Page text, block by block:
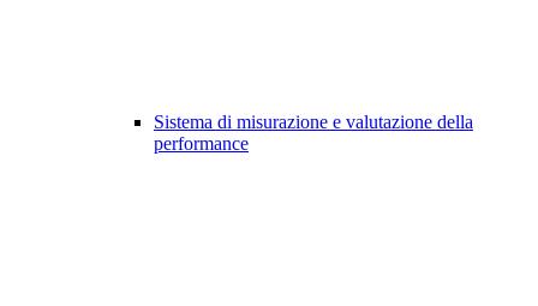
Sistema di misurazione e valutazione della
performance